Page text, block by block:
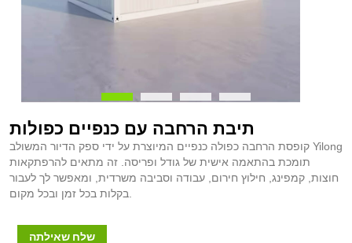
תיבת הרחבה עם כנפיים כפולות
קופסת הרחבה כפולה כנפיים המיוצרת על ידי ספק הדיור המשולב Yilong
תומכת בהתאמה אישית של גודל ופריסה. זה מתאים להרפתקאות
חוצות, קמפינג, חילוץ חירום, עבודה וסביבה משרדית, ומאפשר לך לעבור
שלח שאילתה